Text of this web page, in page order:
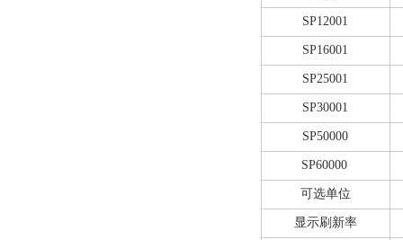
SP12001
SP16001
SP25001
SP30001
SP50000
SP60000
可选单位
显示刷新率